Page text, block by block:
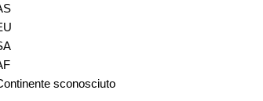
sconosciuto